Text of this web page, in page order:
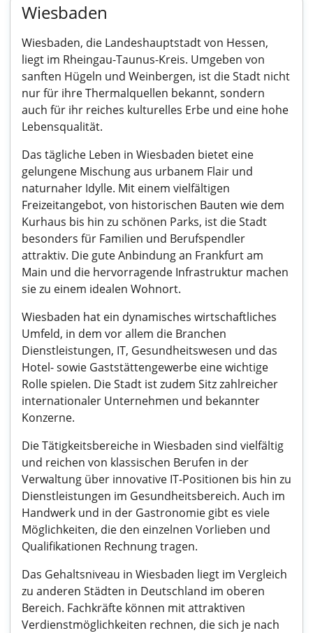
Wiesbaden
Wiesbaden, die Landeshauptstadt von Hessen,
liegt im Rheingau-Taunus-Kreis. Umgeben von
sanften Hügeln und Weinbergen, ist die Stadt nicht
nur für ihre Thermalquellen bekannt, sondern
auch für ihr reiches kulturelles Erbe und eine hohe
Lebensqualität.
Das tägliche Leben in Wiesbaden bietet eine
gelungene Mischung aus urbanem Flair und
naturnaher Idylle. Mit einem vielfältigen
Freizeitangebot, von historischen Bauten wie dem
Kurhaus bis hin zu schönen Parks, ist die Stadt
besonders für Familien und Berufspendler
attraktiv. Die gute Anbindung an Frankfurt am
Main und die hervorragende Infrastruktur machen
sie zu einem idealen Wohnort.
Wiesbaden hat ein dynamisches wirtschaftliches
Umfeld, in dem vor allem die Branchen
Dienstleistungen, IT, Gesundheitswesen und das
Hotel- sowie Gaststättengewerbe eine wichtige
Rolle spielen. Die Stadt ist zudem Sitz zahlreicher
internationaler Unternehmen und bekannter
Konzerne.
Die Tätigkeitsbereiche in Wiesbaden sind vielfältig
und reichen von klassischen Berufen in der
Verwaltung über innovative IT-Positionen bis hin zu
Dienstleistungen im Gesundheitsbereich. Auch im
Handwerk und in der Gastronomie gibt es viele
Möglichkeiten, die den einzelnen Vorlieben und
Qualifikationen Rechnung tragen.
Das Gehaltsniveau in Wiesbaden liegt im Vergleich
zu anderen Städten in Deutschland im oberen
Bereich. Fachkräfte können mit attraktiven
Verdienstmöglichkeiten rechnen, die sich je nach